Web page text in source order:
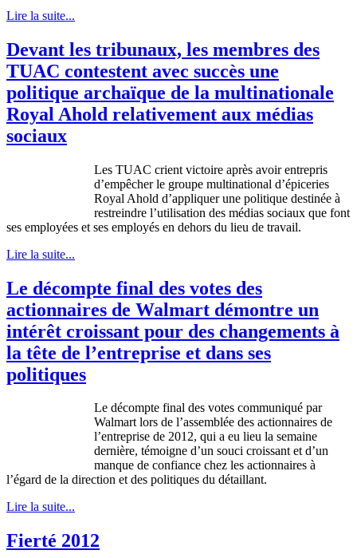
Lire la suite...
Devant les tribunaux, les membres des
TUAC contestent avec succès une
politique archaïque de la multinationale
Royal Ahold relativement aux médias
sociaux
Les TUAC crient victoire après avoir entrepris
d’empêcherle groupe multinational d’épiceries
Royal Ahold d’appliquer une politique destinée à
restreindre l’utilisation des médias sociaux que font
ses employées et ses employés en dehors du lieu de travail.
Lire la suite...
Le décompte final des votes des
actionnaires de Walmart démontre un
intérêt croissant pour des changements à
la tête de l’entreprise et dans ses
politiques
Le décompte final des votes communiqué par
Walmartlors de l’assemblée des actionnaires de
l’entreprise de 2012, qui a eu lieu la semaine
dernière, témoigne d’un souci croissant etd’un
manque de confiance chez les actionnaires à
l’égard de la direction et des politiques du détaillant.
Lire la suite...
Fierté 2012